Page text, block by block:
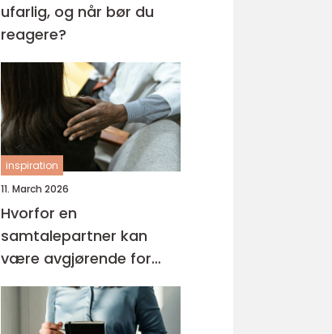
ufarlig, og når bør du
reagere?
inspiration
11. March 2026
Hvorfor en
samtalepartner kan
være avgjørende for
hverdagsmestring